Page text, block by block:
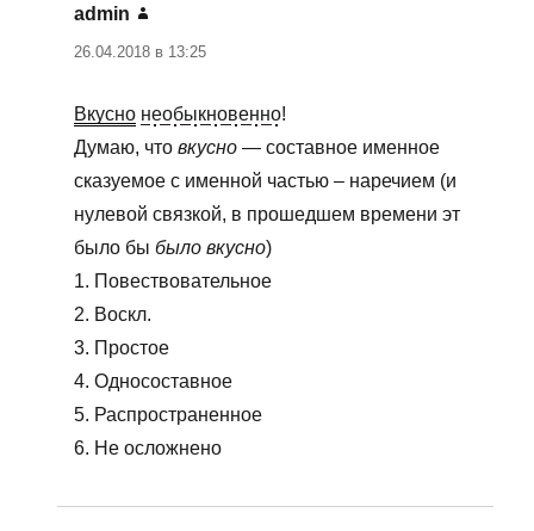
admin
26.04.2018 в 13:25
Вкусно необыкновенно!
Думаю, чтовкусно— составное именное
сказуемое с именной частью – наречием (и
нулевой связкой, в прошедшем времени эт
было быбыло вкусно)
1. Повествовательное
2. Воскл.
3. Простое
4. Односоставное
5. Распространенное
6. Не осложнено